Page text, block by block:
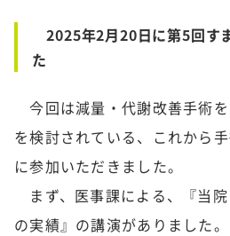
2025年2月20日に第5回す
た
今回は減量・代謝改善手術
を検討されている、これから
に参加いただきました。
まず、医事課による、『当
の実績』の講演がありました